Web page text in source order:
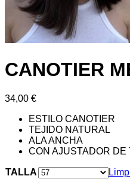
CANOTIER
34,00 €
ESTILO CANOTIER
TEJIDO NATURAL
ALA ANCHA
CON AJUSTADOR DE
TALLA